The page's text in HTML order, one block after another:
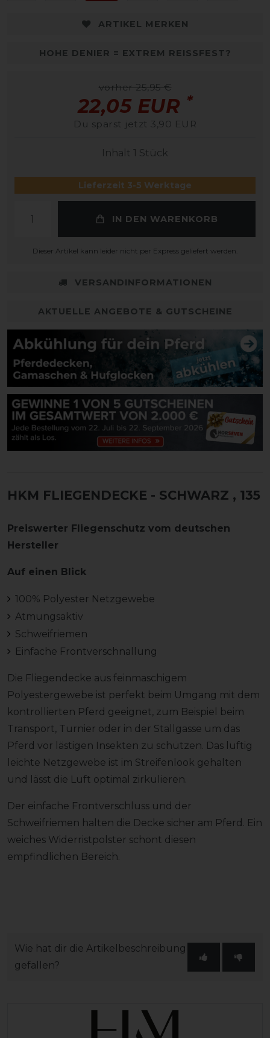
ARTIKEL MERKEN
HOHE DENIER = EXTREM REISSFEST?
vorher 25,95 €
22,05 EUR *
Du sparst jetzt 3,90 EUR
Inhalt 1 Stück
Lieferzeit 3-5 Werktage
IN DEN WARENKORB
Dieser Artikel kann leider nicht per Express geliefert werden.
VERSANDINFORMATIONEN
AKTUELLE ANGEBOTE & GUTSCHEINE
HKM FLIEGENDECKE - SCHWARZ , 135
Preiswerter Fliegenschutz vom deutschen
Hersteller
Auf einen Blick
100% Polyester Netzgewebe
Atmungsaktiv
Schweifriemen
Einfache Frontverschnallung
Die Fliegendecke aus feinmaschigem
Polyestergewebe ist perfekt beim Umgang mit dem
kontrollierten Pferd geeignet, zum Beispiel beim
Transport, Turnier oder in der Stallgasse um das
Pferd vor lästigen Insekten zu schützen. Das luftig
leichte Netzgewebe ist im Streifenlook gehalten
und lässt die Luft optimal zirkulieren.
Der einfache Frontverschluss und der
Schweifriemen halten die Decke sicher am Pferd. Ein
weiches Widerristpolster schont diesen
empfindlichen Bereich.
Wie hat dir die Artikelbeschreibung
gefallen?